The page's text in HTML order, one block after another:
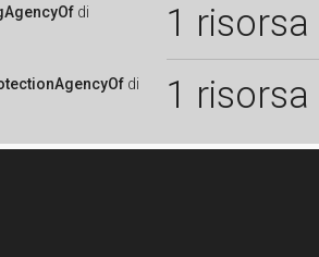
di 1 risorsa
di 1 risorsa